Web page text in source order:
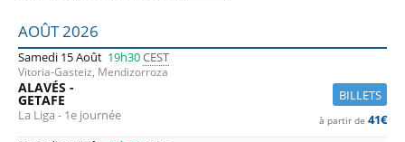
AOÛT 2026
Samedi 15 Août 19h30CEST
Vitoria-Gasteiz, Mendizorroza
BILLETS
ALAVÉS -
GETAFE
La Liga - 1e journée à partir de 41€